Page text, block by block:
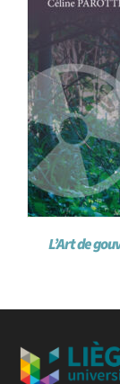
L’Art de